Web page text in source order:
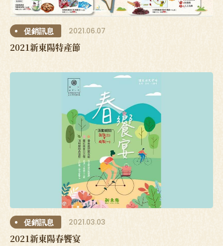
促銷訊息 2021.06.07
2021新東陽特產節
促銷訊息 2021.03.03
2021新東陽春饗宴